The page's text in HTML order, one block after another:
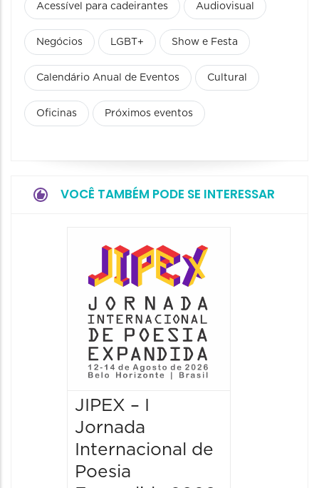
Acessível para cadeirantes Audiovisual
Negócios LGBT+ Show e Festa
Calendário Anual de Eventos Cultural
Oficinas Próximos eventos
VOCÊ TAMBÉM PODE SE INTERESSAR
JIPEX – I
Jornada
Internacional de
Poesia